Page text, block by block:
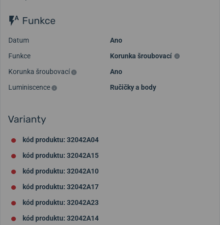
Funkce
Datum
Ano
Funkce
Korunka šroubovací
Korunka šroubovací
Ano
Luminiscence
Ručičky a body
Varianty
kód produktu: 32042A04
kód produktu: 32042A15
kód produktu: 32042A10
kód produktu: 32042A17
kód produktu: 32042A23
kód produktu: 32042A14